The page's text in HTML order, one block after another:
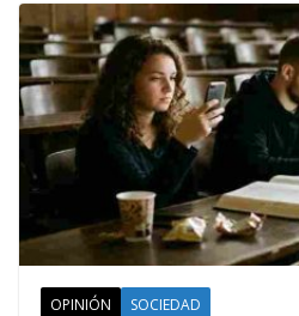
OPINIÓN SOCIEDAD